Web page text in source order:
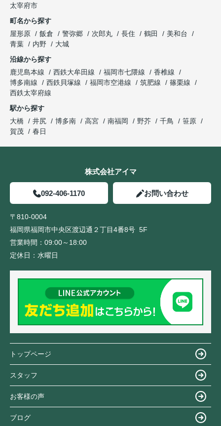
太宰府市
町名から探す
屋形原
飯倉 警弥郷 次郎丸 長住 鶴田
美和台
青葉
内野
大城
沿線から探す
鹿児島本線
西鉄大牟田線 福岡市七隈線
香椎線
博多南線
西鉄貝塚線 福岡市空港線 筑肥線
篠栗線
西鉄太宰府線
駅から探す
大橋
井尻 博多南 高宮 南福岡 野芥 千鳥
笹原
賀茂
春日
株式会社アイマ
092-406-1170 お問い合わせ
〒810-0004
福岡県福岡市中央区渡辺通２丁目4番8号 5F
営業時間： 09:00～18:00
定休日： 水曜日
トップページ
スタッフ
お客様の声
ブログ